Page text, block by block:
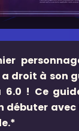
droit à son
! Ce
débuter